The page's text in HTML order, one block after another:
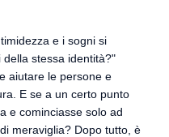
e i sogni si
stessa identità?"
aiutare le persone e
E se a un certo punto
e cominciasse solo ad
meraviglia? Dopo tutto, è